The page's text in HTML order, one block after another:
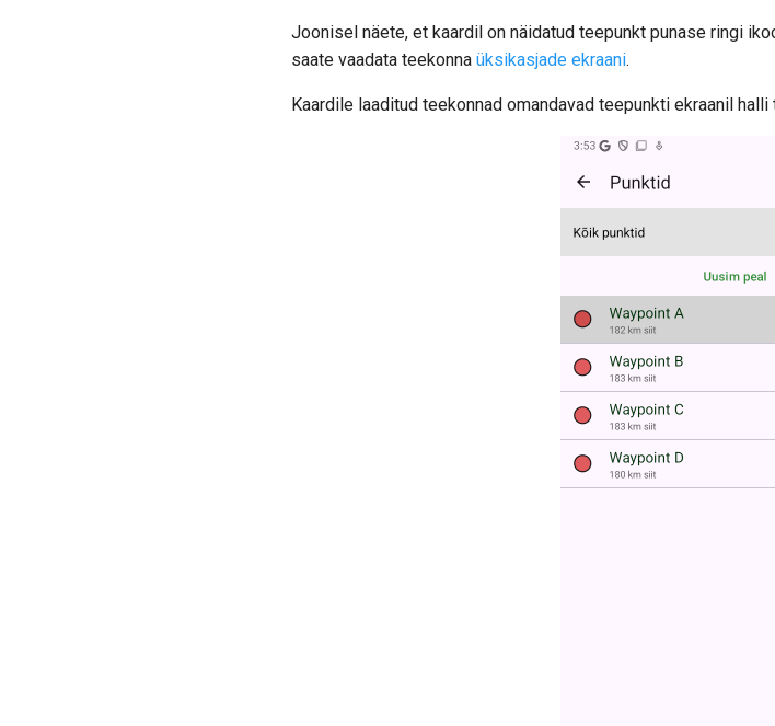
Joonisel näete, et kaardil on näidatud teepunkt punase ringi
saate vaadata teekonna üksikasjade ekraani.
Kaardile laaditud teekonnad omandavad teepunkti ekraanil